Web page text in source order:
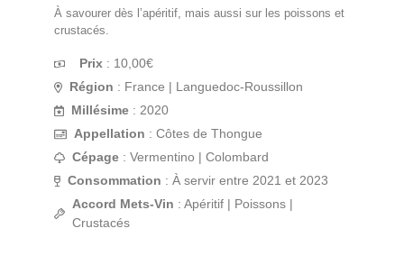
À savourer dès l’apéritif, mais aussi sur les poissons et
crustacés.
Prix : 10,00€
Région : France | Languedoc-Roussillon
Millésime: 2020
Appellation : Côtes de Thongue
Cépage : Vermentino | Colombard
Consommation : À servir entre 2021 et 2023
Accord Mets-Vin : Apéritif | Poissons |
Crustacés